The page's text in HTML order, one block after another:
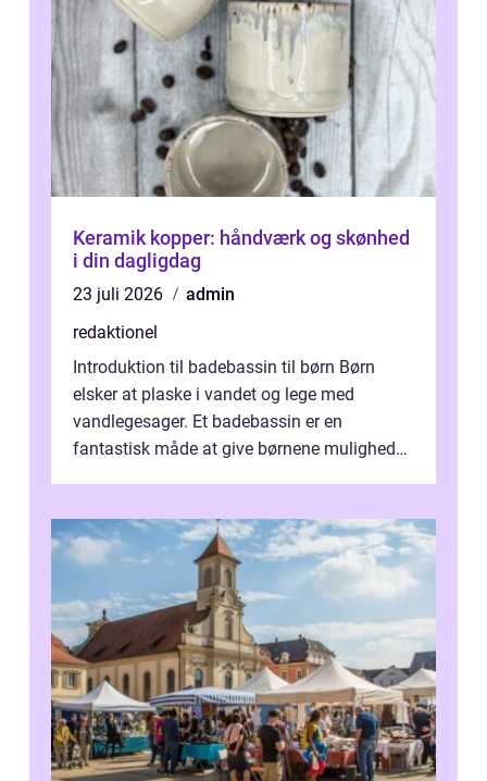
Keramik kopper: håndværk og skønhed
i din dagligdag
23 juli 2026
admin
redaktionel
Introduktion til badebassin til børn Børn
elsker at plaske i vandet og lege med
vandlegesager. Et badebassin er en
fantastisk måde at give børnene mulighed